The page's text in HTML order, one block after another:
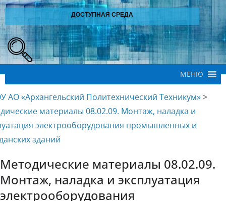
ДОСТУПНАЯ СРЕДА
МЕНЮ
АО «Архангельский Политехнический Техникум»>
материалы 08.02.09. Монтаж, наладка и
электрооборудования промышленных и
зданий
Методические материалы 08.02.09.
Монтаж, наладка и эксплуатация
электрооборудования